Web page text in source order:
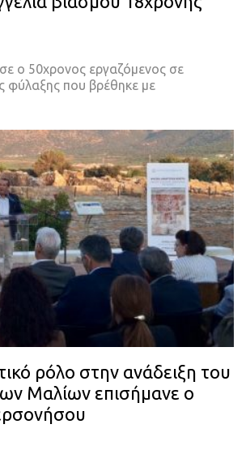
ο 50χρονος εργαζόμενος σε
φύλαξης που βρέθηκε με
ρόλο στην ανάδειξη του
Μαλίων επισήμανε ο